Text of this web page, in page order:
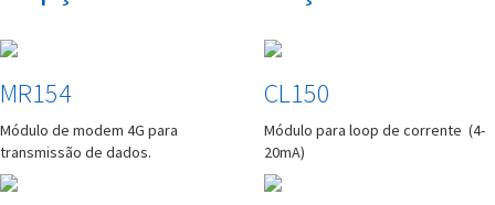
MR154
Módulo de modem 4G para
transmissão de dados.
CL150
Módulo para loop de corrente (4-
20mA)